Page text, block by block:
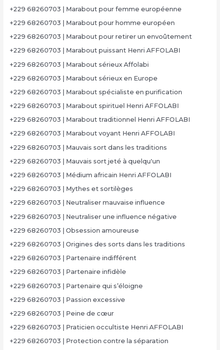
+229 68260703 | Marabout pour femme européenne
+229 68260703 | Marabout pour homme européen
+229 68260703 | Marabout pour retirer un envoûtement
+229 68260703 | Marabout puissant Henri AFFOLABI
+229 68260703 | Marabout sérieux Affolabi
+229 68260703 | Marabout sérieux en Europe
+229 68260703 | Marabout spécialiste en purification
+229 68260703 | Marabout spirituel Henri AFFOLABI
+229 68260703 | Marabout traditionnel Henri AFFOLABI
+229 68260703 | Marabout voyant Henri AFFOLABI
+229 68260703 | Mauvais sort dans les traditions
+229 68260703 | Mauvais sort jeté à quelqu'un
+229 68260703 | Médium africain Henri AFFOLABI
+229 68260703 | Mythes et sortilèges
+229 68260703 | Neutraliser mauvaise influence
+229 68260703 | Neutraliser une influence négative
+229 68260703 | Obsession amoureuse
+229 68260703 | Origines des sorts dans les traditions
+229 68260703 | Partenaire indifférent
+229 68260703 | Partenaire infidèle
+229 68260703 | Partenaire qui s’éloigne
+229 68260703 | Passion excessive
+229 68260703 | Peine de cœur
+229 68260703 | Praticien occultiste Henri AFFOLABI
+229 68260703 | Protection contre la séparation